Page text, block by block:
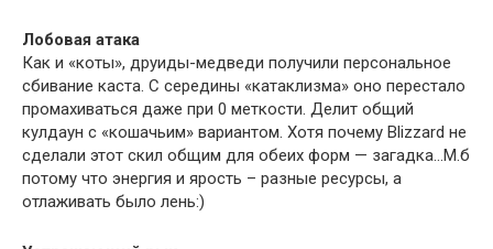
Лобовая атака
Как и «коты», друиды-медведи получили персональное
сбивание каста. С середины «катаклизма» оно перестало
промахиваться даже при 0 меткости. Делит общий
кулдаун с «кошачьим» вариантом. Хотя почему Blizzard не
сделали этот скил общим для обеих форм — загадка…М.б
потому что энергия и ярость – разные ресурсы, а
отлаживать было лень:)